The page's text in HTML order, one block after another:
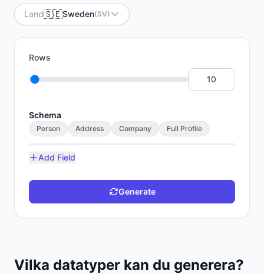
Land🇸🇪Sweden(SV)
Rows
Schema
Person Address Company Full Profile
Add Field
Generate
Vilka datatyper kan du generera?